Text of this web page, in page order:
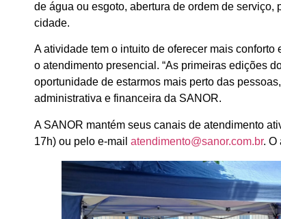
de água ou esgoto, abertura de ordem de
cidade.
A atividade tem o intuito de oferecer mais
o atendimento presencial. “As primeiras edições
oportunidade de estarmos mais perto das
administrativa e financeira da SANOR.
A SANOR mantém seus canais de atendimento
17h) ou pelo e-mail atendimento@sanor.com.br. O